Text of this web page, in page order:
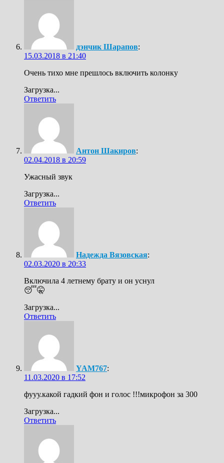
дэнчик Шарапов:
15.03.2018 в 21:40
Очень тихо мне прешлось включить колонку
Загрузка...
Ответить
Антон Шакиров:
02.04.2018 в 20:59
Ужасный звук
Загрузка...
Ответить
Надежда Вязовская:
02.03.2020 в 20:33
Включила 4 летнему брату и он уснул
😴🤫
Загрузка...
Ответить
YAM767:
11.03.2020 в 17:52
фууу.какой гадкий фон и голос !!!микрофон за 300
Загрузка...
Ответить